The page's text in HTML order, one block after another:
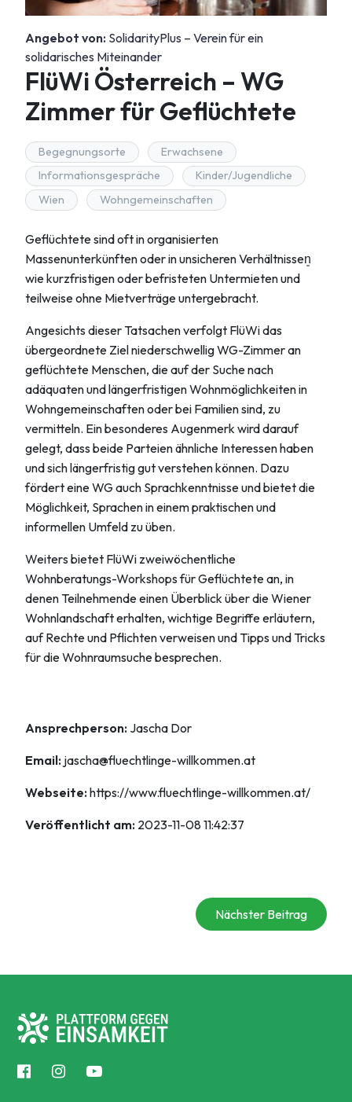
Angebot von: SolidarityPlus – Verein für ein
solidarisches Miteinander
FlüWi Österreich – WG
Zimmer für Geflüchtete
Begegnungsorte
Erwachsene
Informationsgespräche
Kinder/Jugendliche
Wien
Wohngemeinschaften
Geflüchtete sind oft in organisierten
Massenunterkünften oder in unsicheren Verhältnissen͈
wie kurzfristigen oder befristeten Untermieten und
teilweise ohne Mietverträge untergebracht.
Angesichts dieser Tatsachen verfolgt FlüWi das
übergeordnete Ziel niederschwellig WG-Zimmer an
geflüchtete Menschen, die auf der Suche nach
adäquaten und längerfristigen Wohnmöglichkeiten in
Wohngemeinschaften oder bei Familien sind, zu
vermitteln. Ein besonderes Augenmerk wird darauf
gelegt, dass beide Parteien ähnliche Interessen haben
und sich längerfristig gut verstehen können. Dazu
fördert eine WG auch Sprachkenntnisse und bietet die
Möglichkeit, Sprachen in einem praktischen und
informellen Umfeld zu üben.
Weiters bietet FlüWi zweiwöchentliche
Wohnberatungs-Workshops für Geflüchtete an, in
denen Teilnehmende einen Überblick über die Wiener
Wohnlandschaft erhalten, wichtige Begriffe erläutern,
auf Rechte und Pflichten verweisen und Tipps und Tricks
für die Wohnraumsuche besprechen.
Ansprechperson: Jascha Dor
Email: jascha@fluechtlinge-willkommen.at
Webseite:https://www.fluechtlinge-willkommen.at/
Veröffentlicht am: 2023-11-08 11:42:37
Nächster Beitrag